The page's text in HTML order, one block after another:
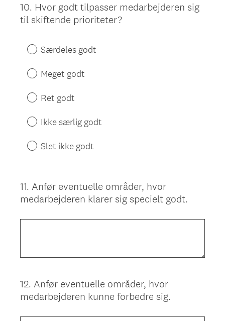
Question
Title
10. Hvor godt tilpasser medarbejderen sig
til skiftende prioriteter?
Særdeles godt
Meget godt
Ret godt
Ikke særlig godt
Slet ikke godt
Question
Title
11. Anfør eventuelle områder, hvor
medarbejderen klarer sig specielt godt.
Question
Title
12. Anfør eventuelle områder, hvor
medarbejderen kunne forbedre sig.